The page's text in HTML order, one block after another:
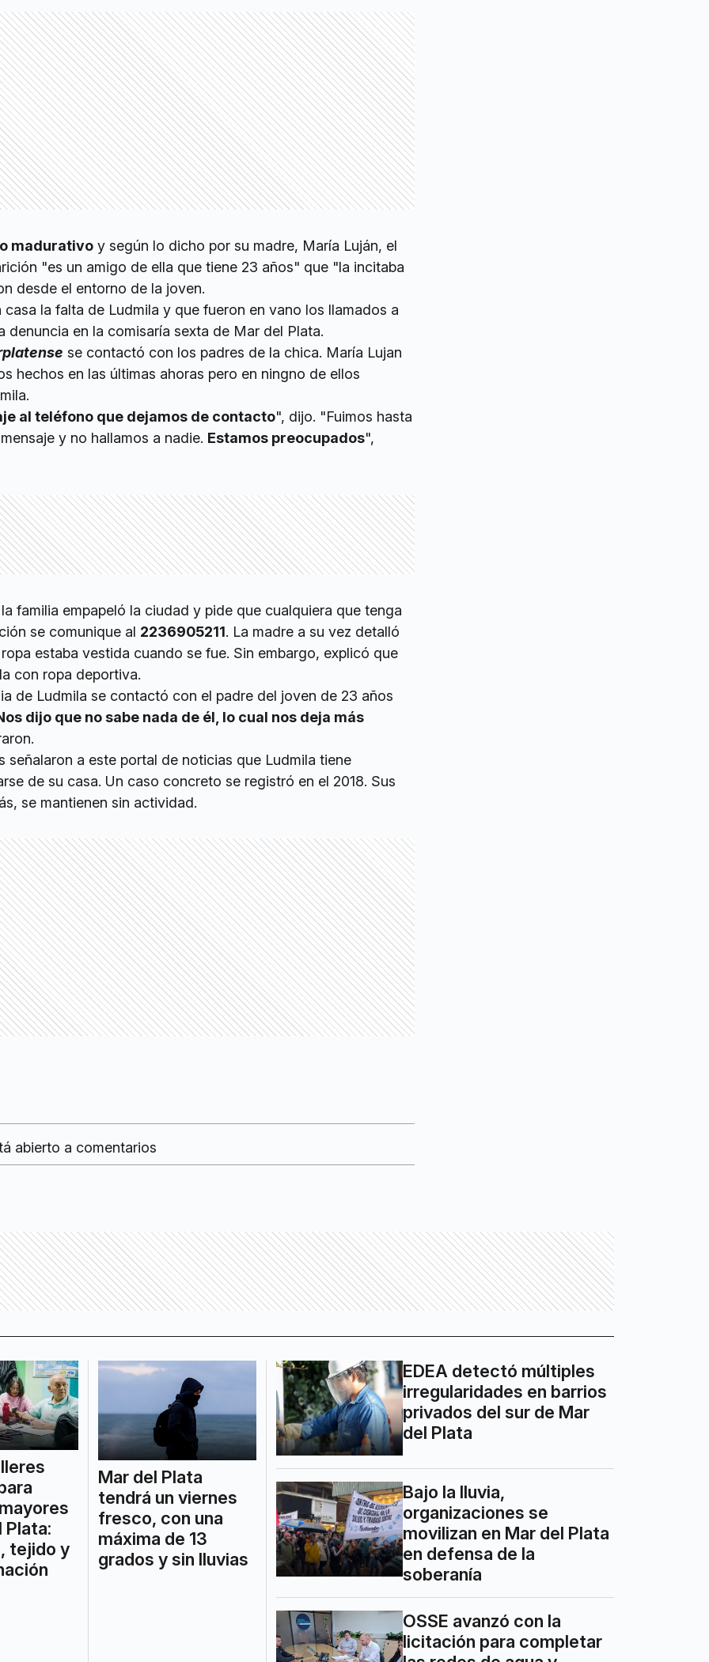
madurativo y según lo dicho por su madre, María Luján, el
"es un amigo de ella que tiene 23 años" que "la incitaba
desde el entorno de la joven.
la falta de Ludmila y que fueron en vano los llamados a
denuncia en la comisaría sexta de Mar del Plata.
se contactó con los padres de la chica. María Lujan
hechos en las últimas ahoras pero en ningno de ellos
al teléfono que dejamos de contacto", dijo. "Fuimos hasta
y no hallamos a nadie. Estamos preocupados",
familia empapeló la ciudad y pide que cualquiera que tenga
se comunique al 2236905211. La madre a su vez detalló
estaba vestida cuando se fue. Sin embargo, explicó que
con ropa deportiva.
de Ludmila se contactó con el padre del joven de 23 años
dijo que no sabe nada de él, lo cual nos deja más
señalaron a este portal de noticias que Ludmila tiene
de su casa. Un caso concreto se registró en el 2018. Sus
se mantienen sin actividad.
abierto a comentarios
Plata:
tejido y
Mar del Plata
tendrá un viernes
fresco, con una
máxima de 13
grados y sin lluvias
EDEA detectó múltiples
irregularidades en barrios
privados del sur de Mar
del Plata
Bajo la lluvia,
organizaciones se
movilizan en Mar del Plata
en defensa de la
soberanía
OSSE avanzó con la
licitación para completar